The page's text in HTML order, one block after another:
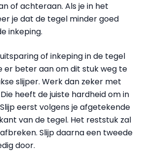
of achteraan. Als je in het
je dat de tegel minder goed
inkeping.
of inkeping in de tegel
er beter aan om dit stuk weg te
slijper. Werk dan zeker met
heeft de juiste hardheid om in
eerst volgens je afgetekende
van de tegel. Het reststuk zal
Slijp daarna een tweede
door.